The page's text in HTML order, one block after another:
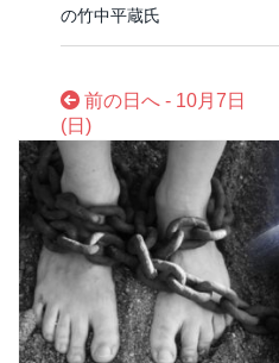
の竹中平蔵氏
前の日へ - 10月7日
(日)